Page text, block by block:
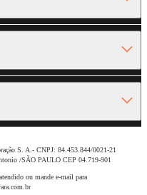
S. A.- CNPJ: 84.453.844/0021-21
/SÃO PAULO CEP 04.719-901
ou mande e-mail para